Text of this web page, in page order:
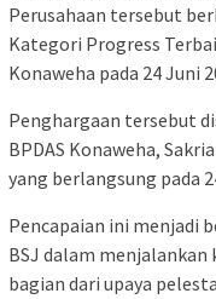
Perusahaan tersebut
Kategori Progress
Konaweha pada 24 Juni
Penghargaan tersebut
BPDAS Konaweha,
yang berlangsung pada
Pencapaian ini menjadi
BSJ dalam menjalankan
bagian dari upaya